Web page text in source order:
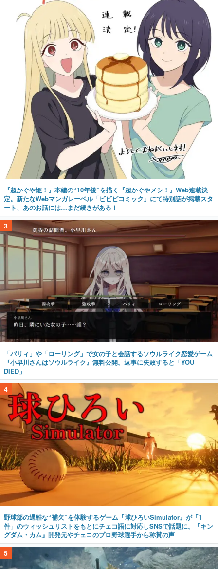
『超かぐや姫！』本編の“10年後”を描く『超かぐやメシ！』Web連載決
定。新たなWebマンガレーベル「ビビビコミック」にて特別話が掲載スタ
ート、あのお話には…まだ続きがある！
3
「パリィ」や「ローリング」で女の子と会話するソウルライク恋愛ゲーム
『小早川さんはソウルライク』無料公開。返事に失敗すると「YOU
DIED」
4
野球部の過酷な“補欠”を体験するゲーム『球ひろいSimulator』が「1
件」のウィッシュリストをもとにチェコ語に対応しSNSで話題に。『キン
グダム・カム』開発元やチェコのプロ野球選手から称賛の声
5